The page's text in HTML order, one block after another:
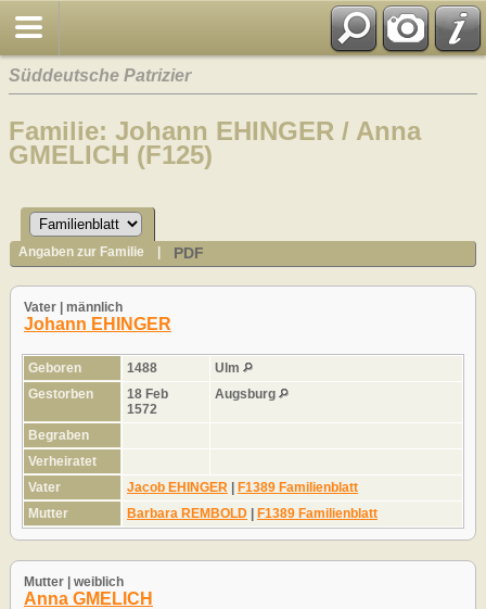
Süddeutsche Patrizier
Familie: Johann EHINGER / Anna
GMELICH (F125)
Angaben zur Familie PDF
Vater | männlich
Johann EHINGER
Geboren 1488
Ulm
Gestorben
18 Feb
1572
Augsburg
Begraben
Verheiratet
Vater
Jacob EHINGER | F1389 Familienblatt
Mutter
Barbara REMBOLD | F1389 Familienblatt
Mutter | weiblich
Anna GMELICH